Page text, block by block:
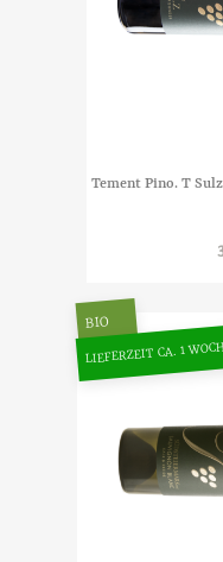
Tement Pino. T
BIO
LIEFERZEIT CA. 1